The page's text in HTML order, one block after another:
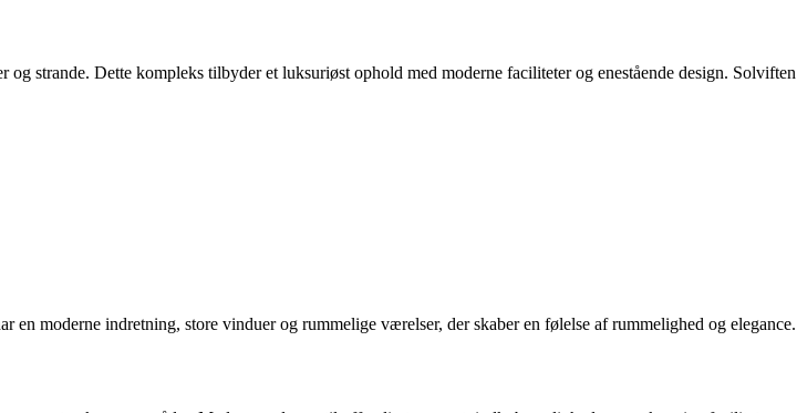
strande. Dette kompleks tilbyder et luksuriøst ophold med moderne faciliteter og enestående design. Solviften
moderne indretning, store vinduer og rummelige værelser, der skaber en følelse af rummelighed og elegance.